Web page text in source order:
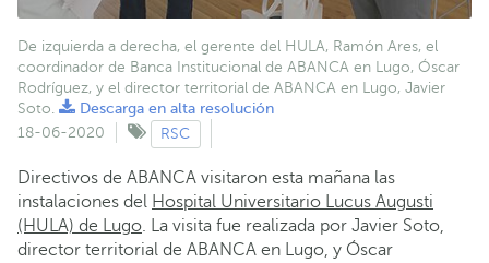
De izquierda a derecha, el gerente del HULA, Ramón Ares, el
coordinador de Banca Institucional de ABANCA en Lugo, Óscar
Rodríguez, y el director territorial de ABANCA en Lugo, Javier
Soto.
Descarga en alta resolución
18-06-2020
RSC
Directivos de ABANCA visitaron esta mañana las
instalaciones del Hospital Universitario Lucus Augusti
(HULA) de Lugo. La visita fue realizada por Javier Soto,
director territorial de ABANCA en Lugo, y Óscar